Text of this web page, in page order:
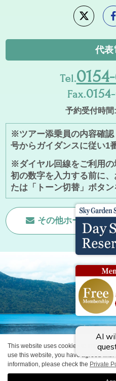
代表
Tel.
Fax.
予約受付時
※ツアー添乗員の内容確
号からガイダンスに従い1
※ダイヤル回線をご利用
初の数字を入力する前に
たは「トーン切替」ボタン
その他ホームペー
© GRANBELL HOTELS＆
This website uses cookies to improve
use this website, you have agreed with
information, please check the Private